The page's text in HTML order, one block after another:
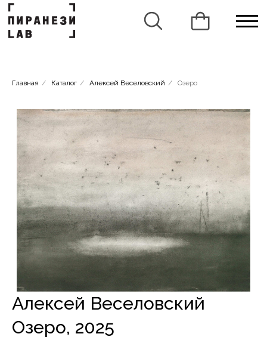
Главная / Каталог / Алексей Веселовский / Озеро
Алексей Веселовский
Озеро, 2025